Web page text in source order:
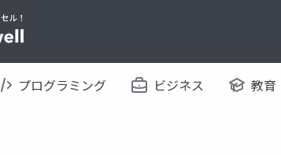
プログラミング ビジネス 教育